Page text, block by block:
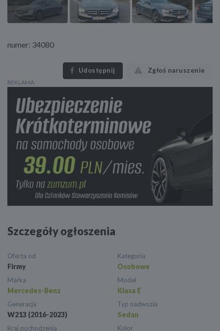
numer: 34080
Udostępnij Zgłoś naruszenie
REKLAMA
Szczegóły ogłoszenia
Oferta od
Firmy
Kategoria
Osobowe
Marka
Mercedes-Benz
Model
Klasa E
Generacja
W213 (2016-2023)
Typ nadwozia
Sedan
Kraj pochodzenia Kolor